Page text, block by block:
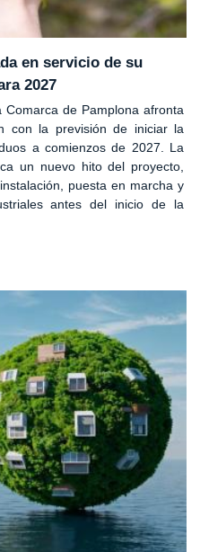
en servicio de su
2027
de Pamplona afronta
con la previsión de iniciar la
a comienzos de 2027. La
un nuevo hito del proyecto,
puesta en marcha y
antes del inicio de la